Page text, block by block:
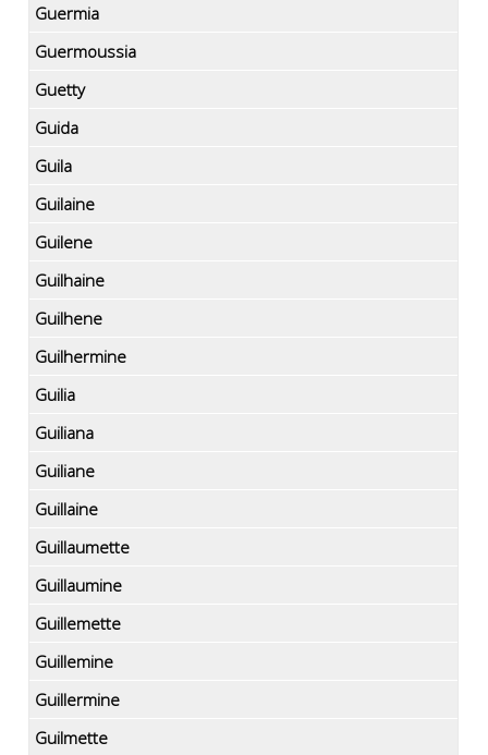
Guermia
Guermoussia
Guetty
Guida
Guila
Guilaine
Guilene
Guilhaine
Guilhene
Guilhermine
Guilia
Guiliana
Guiliane
Guillaine
Guillaumette
Guillaumine
Guillemette
Guillemine
Guillermine
Guilmette